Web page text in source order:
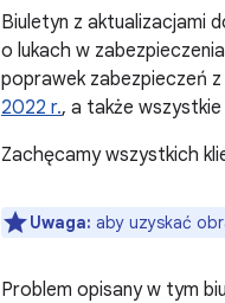
Biuletyn z aktualizacjami
o lukach w
poprawek zabezpieczeń
2022 r., a także
Zachęcamy wszystkich
Uwaga: aby uzyskać
Problem opisany w tym